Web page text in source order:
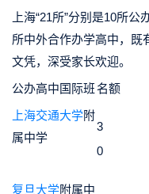
上海“21所”分别是10所
所中外合作办学高中，既
文凭，深受家长欢迎。
公办高中国际班名额
上海交通大学附
属中学
3
0
复旦大学附属中